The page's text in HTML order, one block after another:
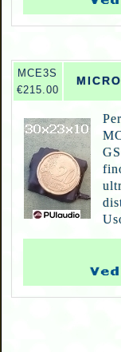
MCE3S
€215.00